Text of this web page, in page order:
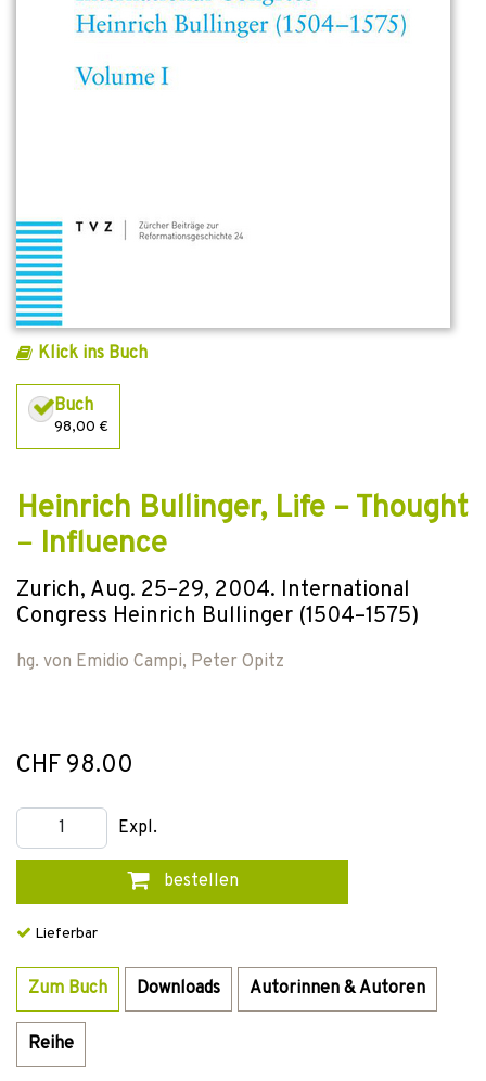
Klick ins Buch
Buch
98,00 €
Heinrich Bullinger, Life – Thought
– Influence
Zurich, Aug. 25–29, 2004. International
Congress Heinrich Bullinger (1504–1575)
hg. von Emidio Campi, Peter Opitz
CHF 98.00
Expl.
bestellen
Lieferbar
Zum Buch Downloads Autorinnen & Autoren
Reihe